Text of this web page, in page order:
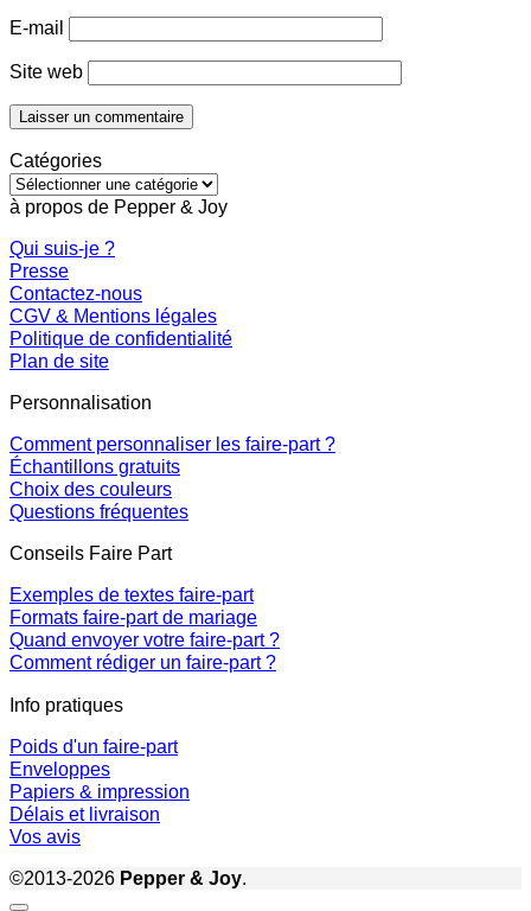
E-mail
Site web
Catégories
Catégories
à propos de Pepper & Joy
Qui suis-je ?
Presse
Contactez-nous
CGV & Mentions légales
Politique de confidentialité
Plan de site
Personnalisation
Comment personnaliser les faire-part ?
Échantillons gratuits
Choix des couleurs
Questions fréquentes
Conseils Faire Part
Exemples de textes faire-part
Formats faire-part de mariage
Quand envoyer votre faire-part ?
Comment rédiger un faire-part ?
Info pratiques
Poids d'un faire-part
Enveloppes
Papiers & impression
Délais et livraison
Vos avis
©2013-2026 Pepper & Joy.